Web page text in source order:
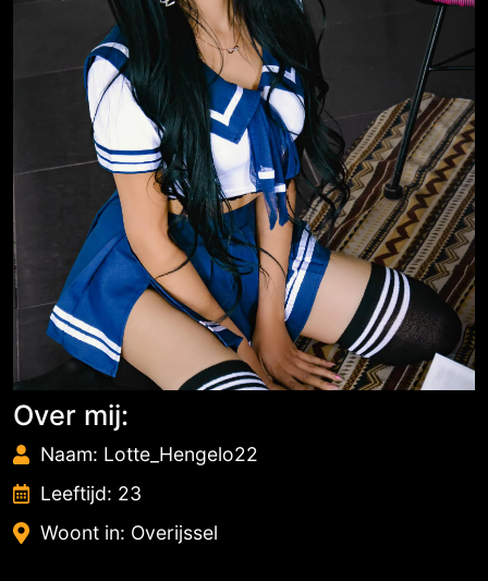
Over mij:
Naam: Lotte_Hengelo22
Leeftijd: 23
Woont in: Overijssel